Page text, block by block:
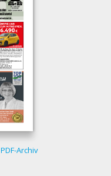
PDF-Archiv